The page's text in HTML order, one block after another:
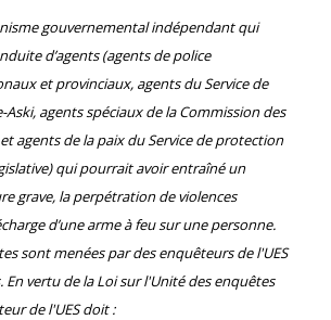
gouvernemental indépendant qui
d’agents (agents de police
et provinciaux, agents du Service de
agents spéciaux de la Commission des
agents de la paix du Service de protection
qui pourrait avoir entraîné un
grave, la perpétration de violences
d’une arme à feu sur une personne.
sont menées par des enquêteurs de l'UES
En vertu de la Loi sur l'Unité des enquêtes
de l'UES doit :